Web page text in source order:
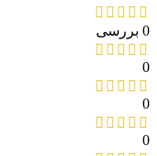
0 بررسی
0
0
0